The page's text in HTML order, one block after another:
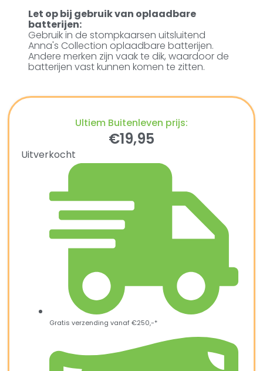
Let op bij gebruik van oplaadbare
batterijen:
Gebruik in de stompkaarsen uitsluitend
Anna's Collection oplaadbare batterijen.
Andere merken zijn vaak te dik, waardoor de
batterijen vast kunnen komen te zitten.
Ultiem Buitenleven prijs:
€19,95
Uitverkocht
Gratis verzending vanaf €250,-*